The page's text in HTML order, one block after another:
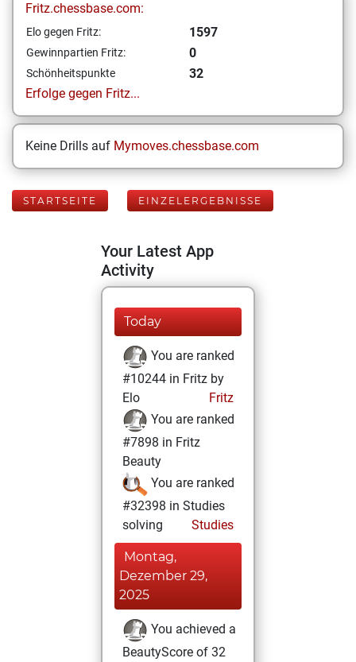
Fritz.chessbase.com:
Elo gegen Fritz: 1597
Gewinnpartien Fritz: 0
Schönheitspunkte
32
Erfolge gegen Fritz...
Keine Drills auf Mymoves.chessbase.com
STARTSEITE EINZELERGEBNISSE
Your Latest App
Activity
Today
You are ranked
#10244 in Fritz by
Elo
Fritz
You are ranked
#7898 in Fritz
Beauty
You are ranked
#32398 in Studies
solving
Studies
Montag,
Dezember 29,
2025
You achieved a
BeautyScore of 32